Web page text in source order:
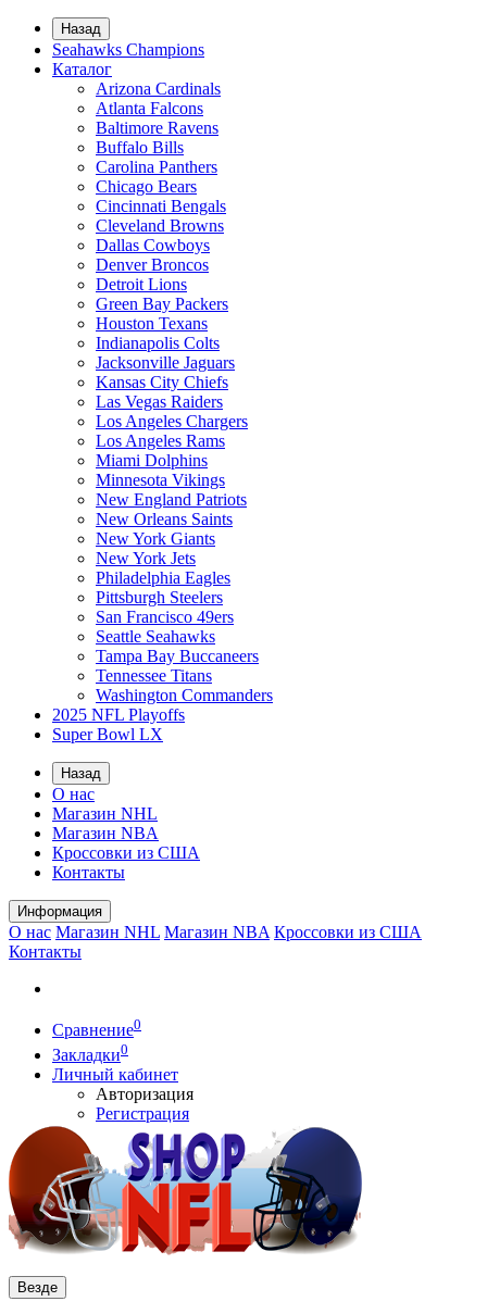
Назад
Seahawks Champions
Каталог
Arizona Cardinals
Atlanta Falcons
Baltimore Ravens
Buffalo Bills
Carolina Panthers
Chicago Bears
Cincinnati Bengals
Cleveland Browns
Dallas Cowboys
Denver Broncos
Detroit Lions
Green Bay Packers
Houston Texans
Indianapolis Colts
Jacksonville Jaguars
Kansas City Chiefs
Las Vegas Raiders
Los Angeles Chargers
Los Angeles Rams
Miami Dolphins
Minnesota Vikings
New England Patriots
New Orleans Saints
New York Giants
New York Jets
Philadelphia Eagles
Pittsburgh Steelers
San Francisco 49ers
Seattle Seahawks
Tampa Bay Buccaneers
Tennessee Titans
Washington Commanders
2025 NFL Playoffs
Super Bowl LX
Назад
О нас
Магазин NHL
Магазин NBA
Кроссовки из США
Контакты
Информация
О нас Магазин NHL Магазин NBA Кроссовки из США
Контакты
Сравнение0
Закладки0
Личный кабинет
Авторизация
Регистрация
Везде